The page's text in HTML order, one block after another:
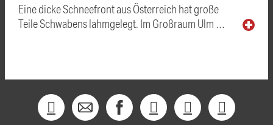
Eine dicke Schneefront aus Österreich hat große
Teile Schwabens lahmgelegt. Im Großraum Ulm …